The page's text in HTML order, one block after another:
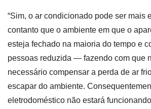
“Sim, o ar condicionado pode ser mais
contanto que o ambiente em que o
esteja fechado na maioria do tempo e
pessoas reduzida ― fazendo com que
necessário compensar a perda de ar
escapar do ambiente.
eletrodoméstico não estará